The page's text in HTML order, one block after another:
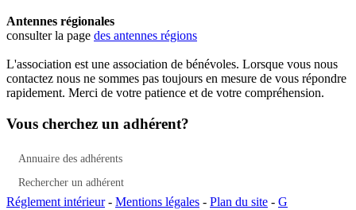
Antennes régionales
consulter la page des antennes régions
L'association est une association de bénévoles. Lorsque vous nous
contactez nous ne sommes pas toujours en mesure de vous répondre
rapidement. Merci de votre patience et de votre compréhension.
Vous cherchez un adhérent?
Annuaire des adhérents
Rechercher un adhérent
Réglement intérieur- Mentions légales - Plan du site - G